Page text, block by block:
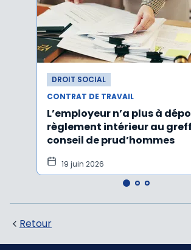
DROIT SOCIAL
CONTRAT DE TRAVAIL
L’employeur n’a plus à
règlement intérieur au
conseil de prud’hommes
19 juin 2026
Retour